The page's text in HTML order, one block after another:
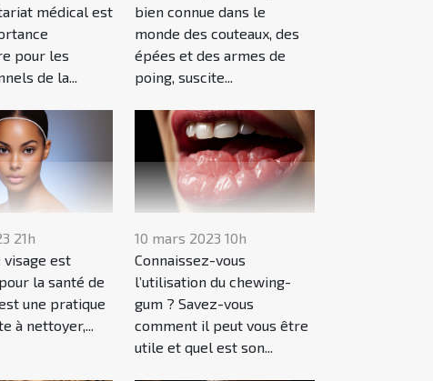
médical est
pour les
de la...
bien connue dans le
monde des couteaux, des
épées et des armes de
poing, suscite...
21h
visage est
la santé de
une pratique
à nettoyer,...
10 mars 2023 10h
Connaissez-vous
l’utilisation du chewing-
gum ? Savez-vous
comment il peut vous être
utile et quel est son...